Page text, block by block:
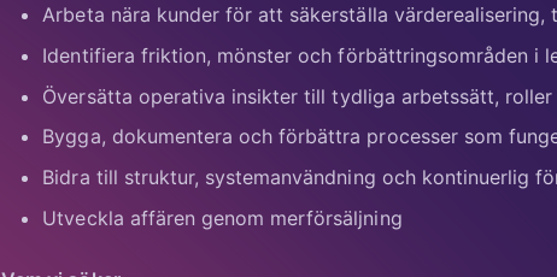
Arbeta nära kunder för att säkerställa
Identifiera friktion, mönster och förbättringsområden i
Översätta operativa insikter till tydliga arbetssätt,
Bygga, dokumentera och förbättra processer som
Bidra till struktur, systemanvändning och kontinuerlig
Utveckla affären genom merförsäljning